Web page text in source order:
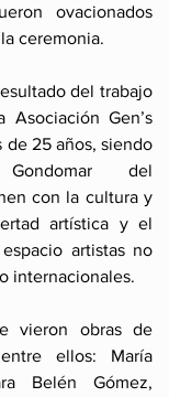
ovacionados
ceremonia.
del trabajo
Gen’s
de 25 años, siendo
del
con la cultura y
artística y el
artistas no
internacionales.
vieron obras de
ellos: María
Belén Gómez,